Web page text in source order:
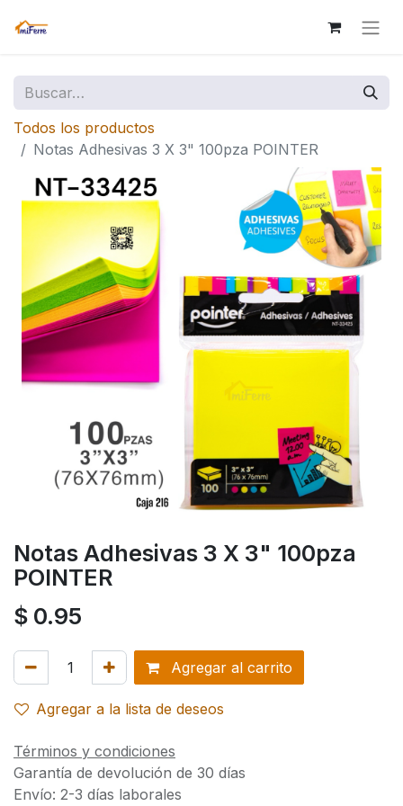
Todos los productos
Notas Adhesivas 3 X 3" 100pza POINTER
Notas Adhesivas 3 X 3" 100pza
POINTER
$ 0.95
Agregar al carrito
Agregar a la lista de deseos
Términos y condiciones
Garantía de devolución de 30 días
Envío: 2-3 días laborales